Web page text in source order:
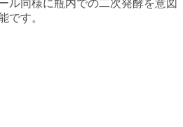
ル同様に瓶内での二次発酵を意図
です。